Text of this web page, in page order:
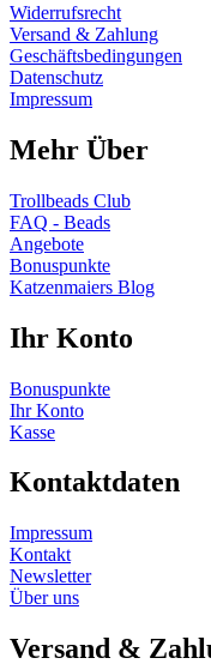
Widerrufsrecht
Versand & Zahlung
Geschäftsbedingungen
Datenschutz
Impressum
Mehr Über
Trollbeads Club
FAQ - Beads
Angebote
Bonuspunkte
Katzenmaiers Blog
Ihr Konto
Bonuspunkte
Ihr Konto
Kasse
Kontaktdaten
Impressum
Kontakt
Newsletter
Über uns
Versand &